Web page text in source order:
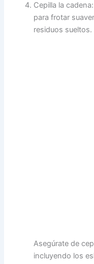
Cepilla la
para frotar
residuos sueltos.
Asegúrate de
incluyendo los